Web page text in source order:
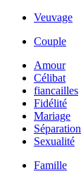
Veuvage
Couple
Amour
Célibat
fiancailles
Fidélité
Mariage
Séparation
Sexualité
Famille